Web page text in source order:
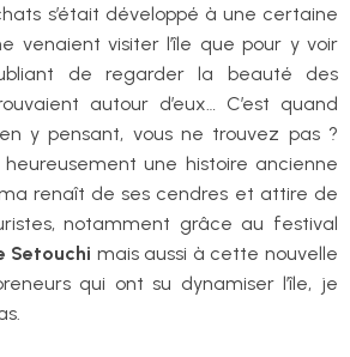
s’était développé à une certaine
venaient visiter l’île que pour y voir
de regarder la beauté des
autour d’eux… C’est quand
y pensant, vous ne trouvez pas ?
une histoire ancienne
renaît de ses cendres et attire de
notamment grâce au festival
Setouchi mais aussi à cette nouvelle
qui ont su dynamiser l’île, je